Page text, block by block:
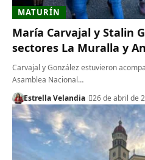
MATURÍN
María Carvajal y Stalin
sectores La Muralla y
Carvajal y González estuvieron
Asamblea Nacional…
Estrella Velandia
26 de abril de